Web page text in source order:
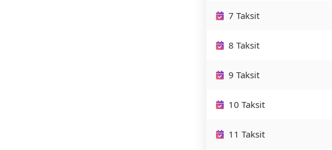
7 Taksit
8 Taksit
9 Taksit
10 Taksit
11 Taksit